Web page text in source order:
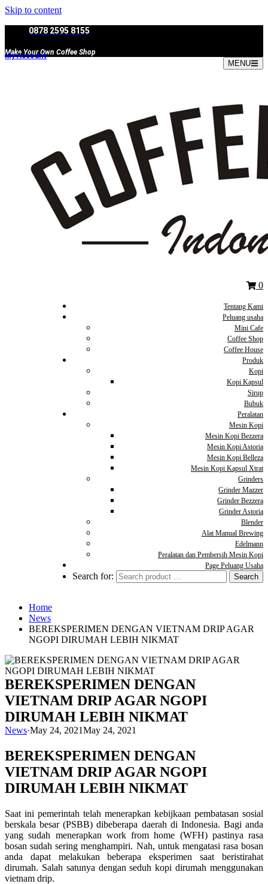
Skip to content
0878 2595 8155
Make Your Own Coffee Shop
My Account
MENU
0
Tentang Kami
Peluang usaha
Mini Cafe
Coffee Shop
Coffee House
Produk
Kopi
Kopi Kapsul
Sirup
Bubuk
Peralatan
Mesin Kopi
Mesin Kopi Bezzera
Mesin Kopi Astoria
Mesin Kopi Belleza
Mesin Kopi Kapsul Xtrat
Grinders
Grinder Mazzer
Grinder Bezzera
Grinder Astoria
Blender
Alat Manual Brewing
Edelmann
Peralatan dan Pembersih Mesin Kopi
Page Peluang Usaha
Search for:
Home
News
BEREKSPERIMEN DENGAN VIETNAM DRIP AGAR
NGOPI DIRUMAH LEBIH NIKMAT
BEREKSPERIMEN DENGAN
VIETNAM DRIP AGAR NGOPI
DIRUMAH LEBIH NIKMAT
News·May 24, 2021May 24, 2021
BEREKSPERIMEN DENGAN
VIETNAM DRIP AGAR NGOPI
DIRUMAH LEBIH NIKMAT
Saat ini pemerintah telah menerapkan kebijkaan pembatasan sosial
berskala besar (PSBB) dibeberapa daerah di Indonesia. Bagi anda
yang sudah menerapkan work from home (WFH) pastinya rasa
bosan sudah sering menghampiri. Nah, untuk mengatasi rasa bosan
anda dapat melakukan beberapa eksperimen saat beristirahat
dirumah. Salah satunya dengan seduh kopi dirumah menggunakan
vietnam drip.